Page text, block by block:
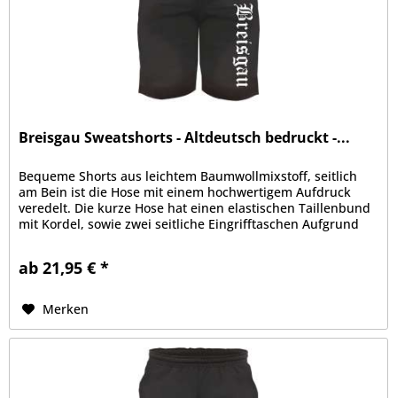
Breisgau Sweatshorts - Altdeutsch bedruckt -...
Bequeme Shorts aus leichtem Baumwollmixstoff, seitlich
am Bein ist die Hose mit einem hochwertigem Aufdruck
veredelt. Die kurze Hose hat einen elastischen Taillenbund
mit Kordel, sowie zwei seitliche Eingrifftaschen Aufgrund
ab 21,95 € *
Merken